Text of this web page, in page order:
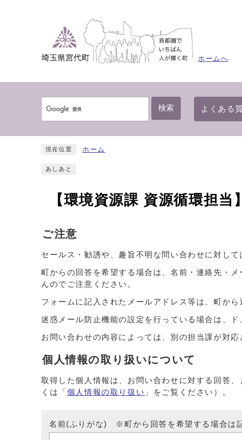
ホームへ
検索 よくある
現在位置 ホーム
あしあと
【環境資源課 資源循環担
ご注意
セールス・勧誘や、趣旨不明な問い合わせに対して
町からの回答を希望する場合は、名前・連絡先・
んのでご注意ください。
フォームに記入されたメールアドレス等は、町から
迷惑メール防止機能の設定を行っている場合は、
お問い合わせの内容によっては、別の担当課が対応
個人情報の取り扱いについて
取得した個人情報は、お問い合わせに対する回答
くは「 個人情報の取り扱い 」をご覧ください）。
名前(ふりがな) ※町から回答を希望する場合は